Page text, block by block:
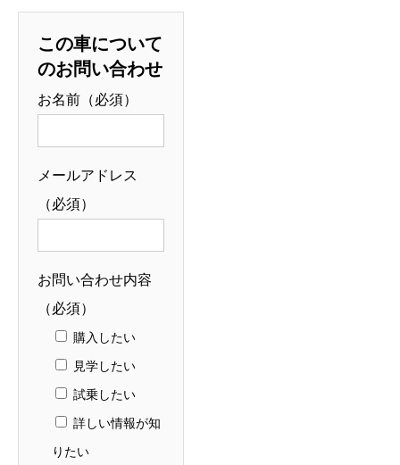
この車について
のお問い合わせ
お名前（必須）
メールアドレス
（必須）
お問い合わせ内容
（必須）
購入したい
見学したい
試乗したい
詳しい情報が知
りたい